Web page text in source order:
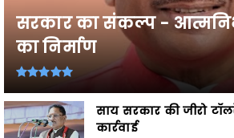
सरकार का संकल्प -
का निर्माण
साय सरकार की जीरो
कार्रवाई